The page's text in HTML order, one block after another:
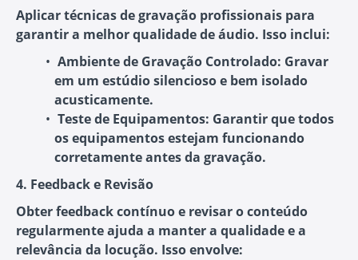
Aplicar técnicas de gravação profissionais para
garantir a melhor qualidade de áudio. Isso inclui:
Ambiente de Gravação Controlado: Gravar
em um estúdio silencioso e bem isolado
acusticamente.
Teste de Equipamentos: Garantir que todos
os equipamentos estejam funcionando
corretamente antes da gravação.
4. Feedback e Revisão
Obter feedback contínuo e revisar o conteúdo
regularmente ajuda a manter a qualidade e a
relevância da locução. Isso envolve: